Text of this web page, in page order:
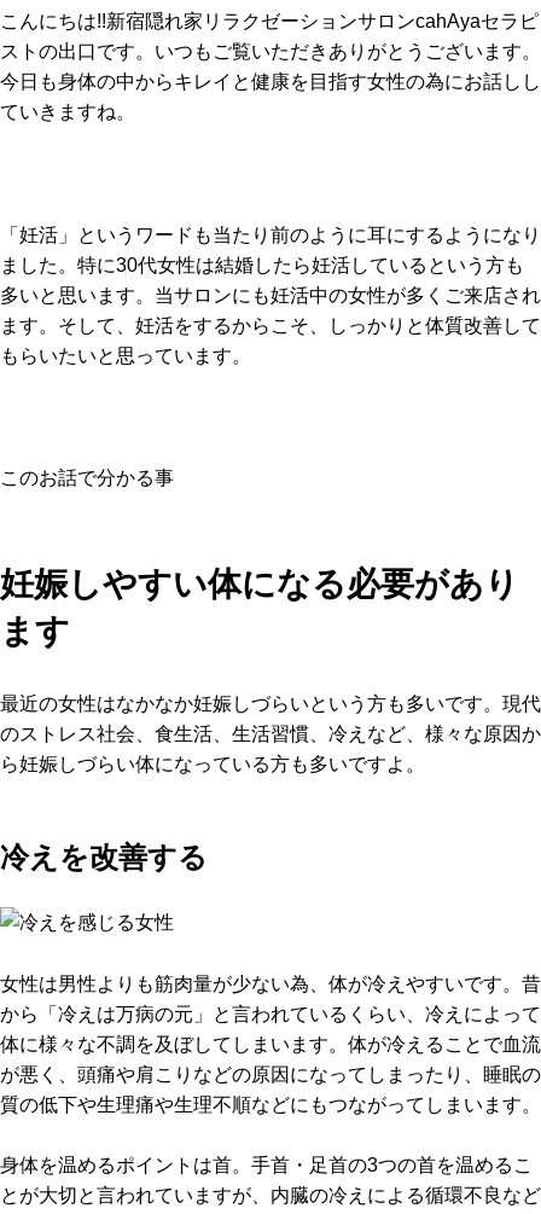
こんにちは!!新宿隠れ家リラクゼーションサロンcahAyaセラピ
ストの出口です。いつもご覧いただきありがとうございます。
今日も身体の中からキレイと健康を目指す女性の為にお話しし
ていきますね。
「妊活」というワードも当たり前のように耳にするようになり
ました。特に30代女性は結婚したら妊活しているという方も
多いと思います。当サロンにも妊活中の女性が多くご来店され
ます。そして、妊活をするからこそ、しっかりと体質改善して
もらいたいと思っています。
このお話で分かる事
妊娠しやすい体になる必要があり
ます
最近の女性はなかなか妊娠しづらいという方も多いです。現代
のストレス社会、食生活、生活習慣、冷えなど、様々な原因か
ら妊娠しづらい体になっている方も多いですよ。
冷えを改善する
女性は男性よりも筋肉量が少ない為、体が冷えやすいです。昔
から「冷えは万病の元」と言われているくらい、冷えによって
体に様々な不調を及ぼしてしまいます。体が冷えることで血流
が悪く、頭痛や肩こりなどの原因になってしまったり、睡眠の
質の低下や生理痛や生理不順などにもつながってしまいます。
身体を温めるポイントは首。手首・足首の3つの首を温めるこ
とが大切と言われていますが、内臓の冷えによる循環不良など